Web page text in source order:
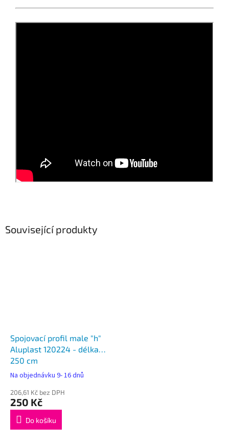
Související produkty
Spojovací profil male "h"
Aluplast 120224 - délka
250 cm
Na objednávku 9- 16 dnů
206,61 Kč bez DPH
250 Kč
Do košíku